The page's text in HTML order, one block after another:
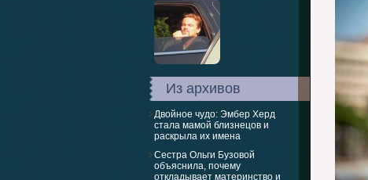
Из архивов
Двойное чудо: Эмбер Херд
стала мамой близнецов и
раскрыла их имена
Сестра Ольги Бузовой
объяснила, почему
откладывает материнство и